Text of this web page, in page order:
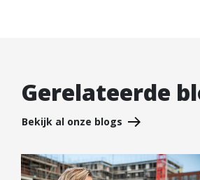
Gerelateerde
Bekijk al onze blogs